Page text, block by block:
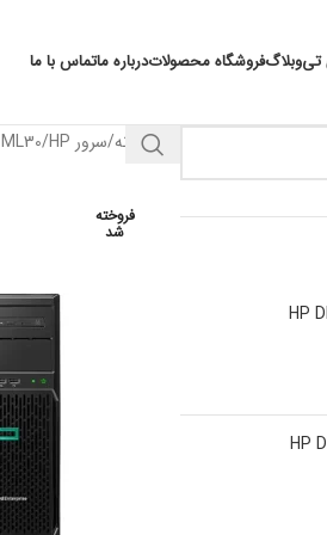
تیوبلاگفروشگاه محصولاتدرباره ماتماس با ما
خانه سرور HP ML30
فروخته
شد